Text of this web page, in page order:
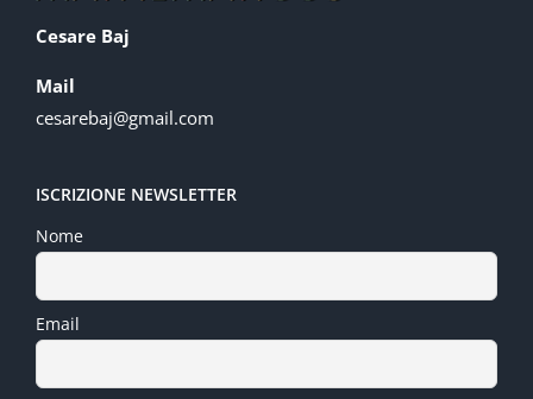
Cesare Baj
Mail
cesarebaj@gmail.com
ISCRIZIONE NEWSLETTER
Nome
Email